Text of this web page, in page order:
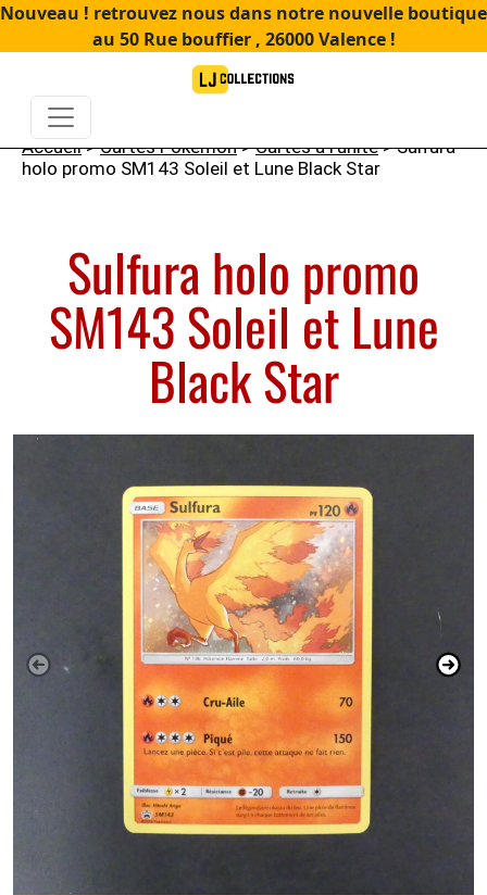
Nouveau ! retrouvez nous dans notre nouvelle boutique
au 50 Rue bouffier , 26000 Valence !
Accueil>Cartes Pokémon>Cartes à l'unité> Sulfura
holo promo SM143 Soleil et Lune Black Star
Sulfura holo promo
SM143 Soleil et Lune
Black Star